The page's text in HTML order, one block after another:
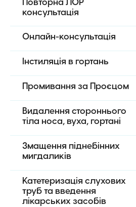
консультація
Онлайн-консультація
Інстиляція в гортань
Промивання за Проєцом
Видалення стороннього
тіла носа, вуха, гортані
Змащення піднебінних
мигдаликів
Катетеризація слухових
труб та введення
лікарських засобів